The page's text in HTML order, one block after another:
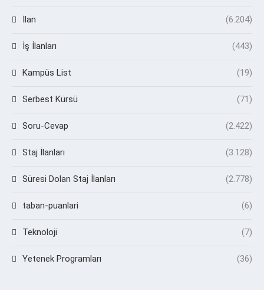
İlan (6.204)
İş İlanları (443)
Kampüs List (19)
Serbest Kürsü (71)
Soru-Cevap (2.422)
Staj İlanları (3.128)
Süresi Dolan Staj İlanları (2.778)
taban-puanlari (6)
Teknoloji (7)
Yetenek Programları (36)